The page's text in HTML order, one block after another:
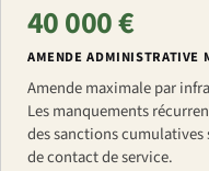
40 000 €
AMENDE ADMINISTRATIVE
Amende maximale par
Les manquements
des sanctions
de contact de service.